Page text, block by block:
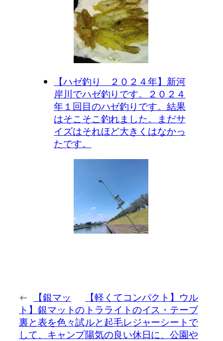
【ハゼ釣り ２０２４年】新河
岸川でハゼ釣りです。２０２４
年１回目のハゼ釣りです。結果
はそこそこ釣れました。まだサ
イズはそれほど大きくはなかっ
たです。
←
【銀マッ
ト】銀マットの
裏と表を色々試
して、キャンプ
【軽くてコンパクト】ウル
トラライトのイス・テーブ
ルと起毛レジャーシートで
陽気の良い休日に、公園や